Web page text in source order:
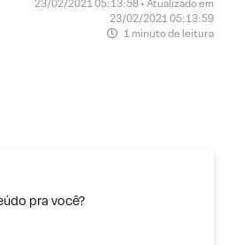
23/02/2021 05:13:58 • Atualizado em
23/02/2021 05:13:59
1 minuto de leitura
pra você?